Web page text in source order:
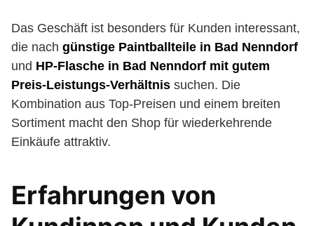
Das Geschäft ist besonders für Kunden interessant,
die nach günstige Paintballteile in Bad Nenndorf
und HP-Flasche in Bad Nenndorf mit gutem
Preis-Leistungs-Verhältnis suchen. Die
Kombination aus Top-Preisen und einem breiten
Sortiment macht den Shop für wiederkehrende
Einkäufe attraktiv.
Erfahrungen von